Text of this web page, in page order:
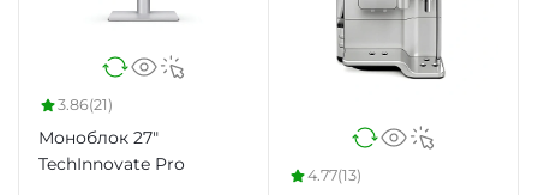
3.86(21)
Моноблок 27"
TechInnovate Pro
4.77(13)